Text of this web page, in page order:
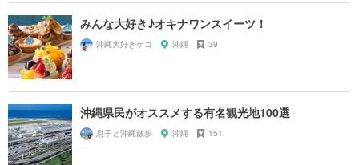
みんな大好き♪オキナワンスイーツ！
沖縄大好きケコ 沖縄 39
沖縄県民がオススメする有名観光地100選
息子と沖縄散歩 沖縄 151